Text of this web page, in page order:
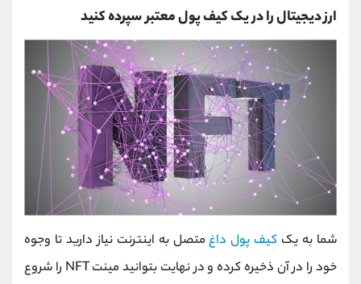
ارز دیجیتال را در یک کیف پول معتبر سپرده کنید
شما به یک کیف پول داغمتصل به اینترنت نیاز دارید تا وجوه
خود را در آن ذخیره کرده و در نهایت بتوانید مینت NFT را شروع